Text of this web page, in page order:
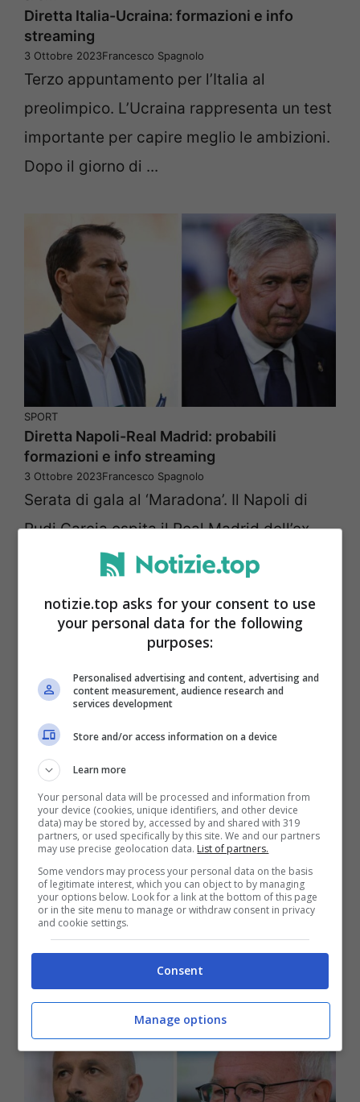
Diretta Italia-Ucraina: formazioni e info
streaming
3 Ottobre 2023Francesco Spagnolo
Terzo appuntamento per l’Italia al
preolimpico. L’Ucraina rappresenta un test
importante per capire meglio le ambizioni.
Dopo il giorno di ...
SPORT
Diretta Napoli-Real Madrid: probabili
formazioni e info streaming
3 Ottobre 2023Francesco Spagnolo
Serata di gala al ‘Maradona’. Il Napoli di
Rudi Garcia ospita il Real Madrid dell’ex
Ancelotti. In palio il primo ...
SPORT
Diretta Inter-Benfica: probabili formazioni e
info streaming
3 Ottobre 2023Francesco Spagnolo
Dopo il pareggio all’esordio contro la Real
Sociedad, l’Inter contro il Benfica deve
assolutamente vincere. Le ultime sul
notizie.top asks for your consent to use
your personal data for the following
purposes:
Personalised advertising and content, advertising and
content measurement, audience research and
services development
Store and/or access information on a device
Learn more
Your personal data will be processed and information from
your device (cookies, unique identifiers, and other device
data) may be stored by, accessed by and shared with 319
partners, or used specifically by this site. We and our partners
may use precise geolocation data. List of partners.
Some vendors may process your personal data on the basis
of legitimate interest, which you can object to by managing
your options below. Look for a link at the bottom of this page
or in the site menu to manage or withdraw consent in privacy
and cookie settings.
Consent
Manage options